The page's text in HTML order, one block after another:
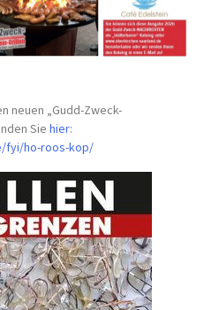
neuen „Gudd-Zweck-
Siehier:
fyi/ho-roos-kop/